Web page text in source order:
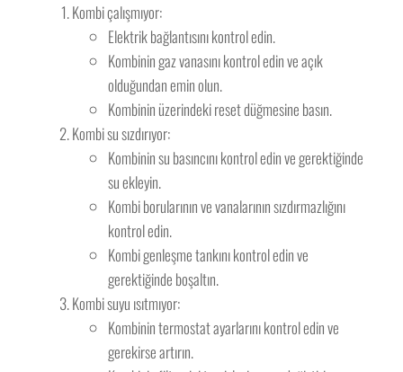
Kombi çalışmıyor:
Elektrik bağlantısını kontrol edin.
Kombinin gaz vanasını kontrol edin ve açık
olduğundan emin olun.
Kombinin üzerindeki reset düğmesine basın.
Kombi su sızdırıyor:
Kombinin su basıncını kontrol edin ve gerektiğinde
su ekleyin.
Kombi borularının ve vanalarının sızdırmazlığını
kontrol edin.
Kombi genleşme tankını kontrol edin ve
gerektiğinde boşaltın.
Kombi suyu ısıtmıyor:
Kombinin termostat ayarlarını kontrol edin ve
gerekirse artırın.